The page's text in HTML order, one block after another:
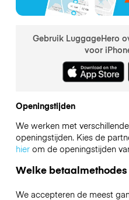
Gebruik LuggageHero
voor
Openingstijden
We werken met
openingstijden. Kies de
hierom de openingstijden
Welke
We accepteren de meest